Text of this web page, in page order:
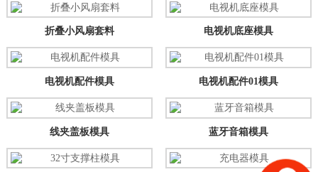
折叠小风扇套料 电视机底座模具
电视机配件模具 电视机配件01模具
线夹盖板模具 蓝牙音箱模具